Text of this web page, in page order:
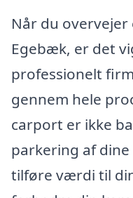
Når du
Egebæk, er det
professionelt
gennem hele
carport er ikke
parkering af
tilføre værdi til